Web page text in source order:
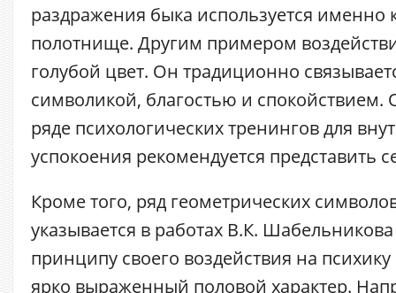
раздражения быка используется именно
полотнище. Другим примером
голубой цвет. Он традиционно
символикой, благостью и спокойствием.
ряде психологических тренингов для
успокоения рекомендуется представить
Кроме того, ряд геометрических
указывается в работах В.К.
принципу своего воздействия на
ярко выраженный половой характер.